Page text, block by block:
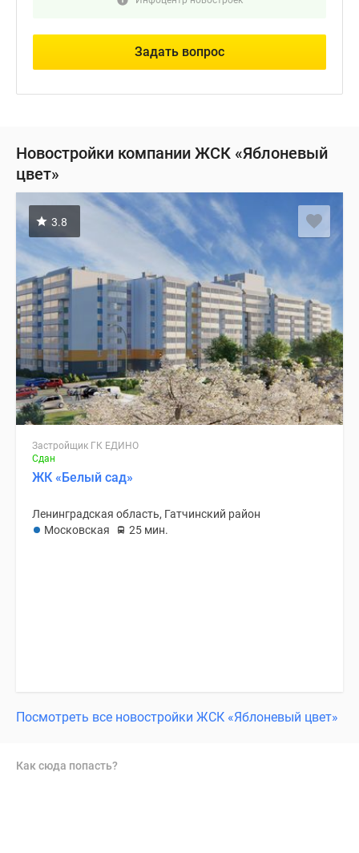
Задать вопрос
Новостройки компании ЖСК «Яблоневый
цвет»
3.8
Застройщик ГК ЕДИНО
Сдан
ЖК «Белый сад»
Ленинградская область, Гатчинский район
Московская
25 мин.
Посмотреть все новостройки ЖСК «Яблоневый цвет»
Как сюда попасть?